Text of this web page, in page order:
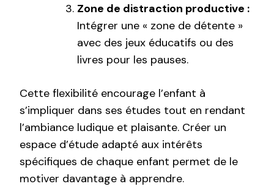
Zone de distraction productive :
Intégrer une « zone de détente »
avec des jeux éducatifs ou des
livres pour les pauses.
Cette flexibilité encourage l’enfant à
s’impliquer dans ses études tout en rendant
l’ambiance ludique et plaisante. Créer un
espace d’étude adapté aux intérêts
spécifiques de chaque enfant permet de le
motiver davantage à apprendre.